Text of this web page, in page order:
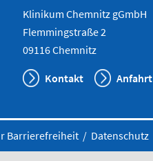
Klinikum Chemnitz gGmbH
Flemmingstraße 2
09116 Chemnitz
Kontakt Anfahrt
Barrierefreiheit / Datenschutz